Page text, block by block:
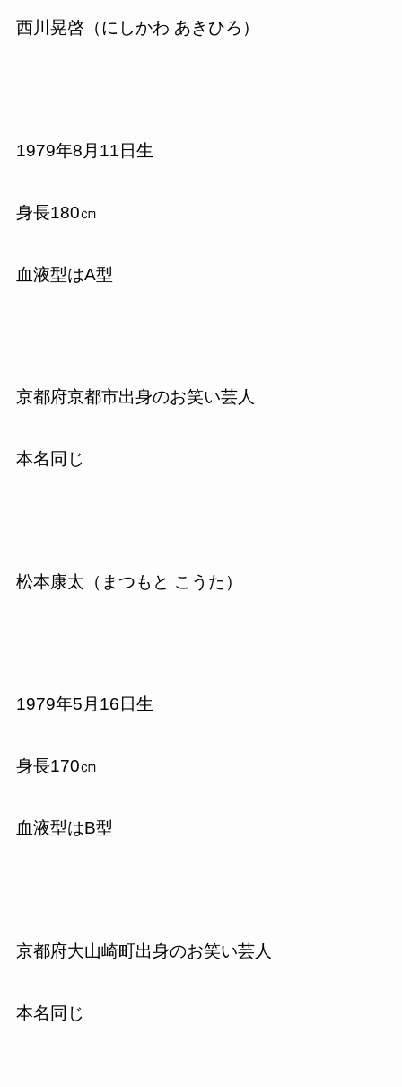
西川晃啓（にしかわ あきひろ）
1979年8月11日生
身長180㎝
血液型はA型
京都府京都市出身のお笑い芸人
本名同じ
松本康太（まつもと こうた）
1979年5月16日生
身長170㎝
血液型はB型
京都府大山崎町出身のお笑い芸人
本名同じ